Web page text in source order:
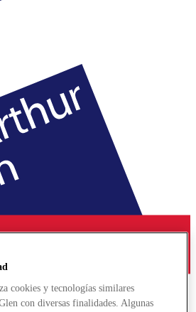
cookies y tecnologías similares
con diversas finalidades. Algunas